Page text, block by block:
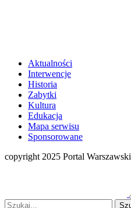
Aktualności
Interwencje
Historia
Zabytki
Kultura
Edukacja
Mapa serwisu
Sponsorowane
copyright 2025 Portal Warszawski